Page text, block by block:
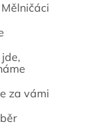
za vámi